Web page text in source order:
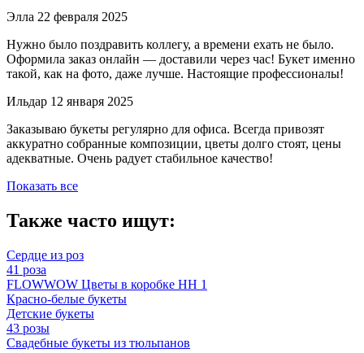
Элла 22 февраля 2025
Нужно было поздравить коллегу, а времени ехать не было.
Оформила заказ онлайн — доставили через час! Букет именно
такой, как на фото, даже лучше. Настоящие профессионалы!
Ильдар 12 января 2025
Заказываю букеты регулярно для офиса. Всегда привозят
аккуратно собранные композиции, цветы долго стоят, цены
адекватные. Очень радует стабильное качество!
Показать все
Также часто ищут:
Сердце из роз
41 роза
FLOWWOW Цветы в коробке НН 1
Красно-белые букеты
Детские букеты
43 розы
Свадебные букеты из тюльпанов